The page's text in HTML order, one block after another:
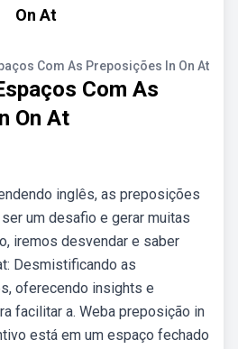
On At
Com As Preposições In On At
Com As
On At
inglês, as preposições
ser um desafio e gerar muitas
iremos desvendar e saber
Desmistificando as
oferecendo insights e
facilitar a. Weba preposição in
está em um espaço fechado